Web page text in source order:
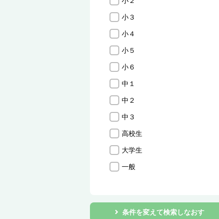
小３
小４
小５
小６
中１
中２
中３
高校生
大学生
一般
条件を変えて検索しなおす